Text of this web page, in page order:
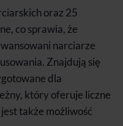
oraz 25
co sprawia, że
narciarze
Znajdują się
dla
który oferuje liczne
także możliwość